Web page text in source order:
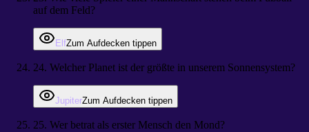
auf dem Feld?
ElfZum Aufdecken tippen
24. Welcher Planet ist der größte in unserem Sonnensystem?
JupiterZum Aufdecken tippen
25. Wer betrat als erster Mensch den Mond?